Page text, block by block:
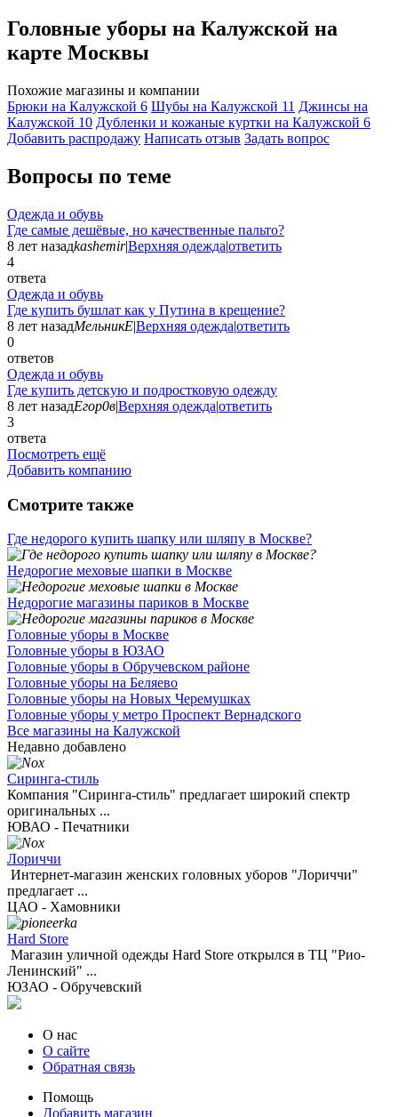
Головные уборы на Калужской на
карте Москвы
Похожие магазины и компании
Брюки на Калужской 6 Шубы на Калужской 11 Джинсы на
Калужской 10 Дубленки и кожаные куртки на Калужской 6
Добавить раcпродажу Написать отзыв Задать вопрос
Вопросы по теме
Одежда и обувь
Где самые дешёвые, но качественные пальто?
8 лет назадkashemir|Верхняя одежда|ответить
4
ответа
Одежда и обувь
Где купить бушлат как у Путина в крещение?
8 лет назадМельникЕ|Верхняя одежда|ответить
0
ответов
Одежда и обувь
Где купить детскую и подростковую одежду
8 лет назадЕгор0в|Верхняя одежда|ответить
3
ответа
Посмотреть ещё
Добавить компанию
Смотрите также
Где недорого купить шапку или шляпу в Москве?
Недорогие меховые шапки в Москве
Недорогие магазины париков в Москве
Головные уборы в Москве
Головные уборы в ЮЗАО
Головные уборы в Обручевском районе
Головные уборы на Беляево
Головные уборы на Новых Черемушках
Головные уборы у метро Проспект Вернадского
Все магазины на Калужской
Недавно добавлено
Сиринга-стиль
Компания "Сиринга-стиль" предлагает широкий спектр
оригинальных ...
ЮВАО - Печатники
Лориччи
Интернет-магазин женских головных уборов "Лориччи"
предлагает ...
ЦАО - Хамовники
Hard Store
Магазин уличной одежды Hard Store открылся в ТЦ "Рио-
Ленинский" ...
ЮЗАО - Обручевский
О нас
О сайте
Обратная связь
Помощь
Добавить магазин